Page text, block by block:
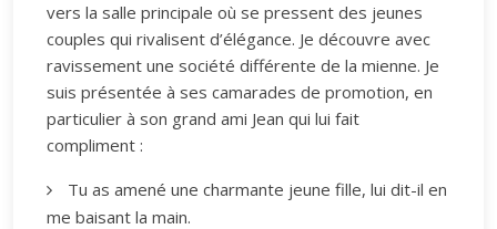
vers la salle principale où se pressent des jeunes
couples qui rivalisent d’élégance. Je découvre avec
ravissement une société différente de la mienne. Je
suis présentée à ses camarades de promotion, en
particulier à son grand ami Jean qui lui fait
compliment :
Tu as amené une charmante jeune fille, lui dit-il en
me baisant la main.